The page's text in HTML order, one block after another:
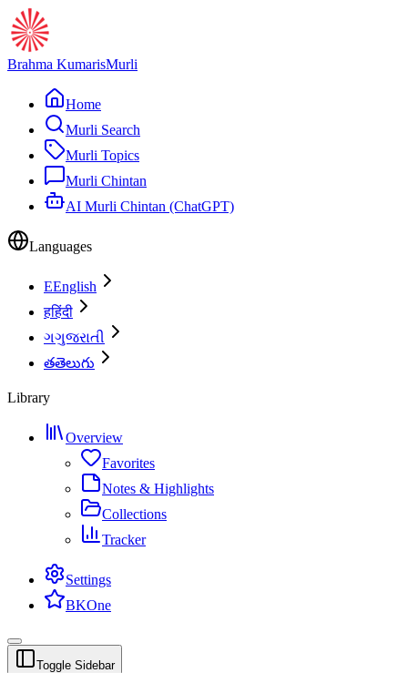
Brahma KumarisMurli
Home
Murli Search
Murli Topics
Murli Chintan
AI Murli Chintan (ChatGPT)
Languages
EEnglish
हहिंदी
ગગુજરાતી
తతెలుగు
Library
Overview
Favorites
Notes & Highlights
Collections
Tracker
Settings
BKOne
Toggle Sidebar